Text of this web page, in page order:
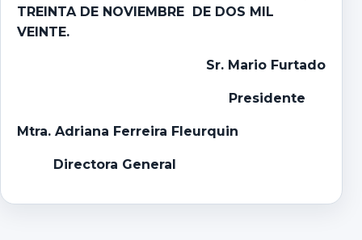
TREINTA DE NOVIEMBRE DE DOS MIL
VEINTE.
Sr. Mario Furtado
Presidente
Mtra. Adriana Ferreira Fleurquin
Directora General